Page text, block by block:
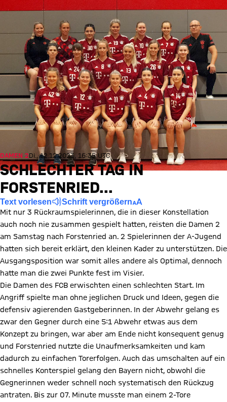
DAMEN 2Di., 12.12.2023, 16:35 UTC
SCHLECHTER TAG IN
FORSTENRIED...
Text vorlesen Schrift vergrößern
Mit nur 3 Rückraumspielerinnen, die in dieser Konstellation
auch noch nie zusammen gespielt hatten, reisten die Damen 2
am Samstag nach Forstenried an. 2 Spielerinnen der A-Jugend
hatten sich bereit erklärt, den kleinen Kader zu unterstützen. Die
Ausgangsposition war somit alles andere als Optimal, dennoch
hatte man die zwei Punkte fest im Visier.
Die Damen des FCB erwischten einen schlechten Start. Im
Angriff spielte man ohne jeglichen Druck und Ideen, gegen die
defensiv agierenden Gastgeberinnen. In der Abwehr gelang es
zwar den Gegner durch eine 5:1 Abwehr etwas aus dem
Konzept zu bringen, war aber am Ende nicht konsequent genug
und Forstenried nutzte die Unaufmerksamkeiten und kam
dadurch zu einfachen Torerfolgen. Auch das umschalten auf ein
schnelles Konterspiel gelang den Bayern nicht, obwohl die
Gegnerinnen weder schnell noch systematisch den Rückzug
antraten. Bis zur 07. Minute musste man einem 2-Tore